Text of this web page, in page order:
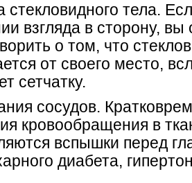
стекловидного тела.
взгляда в сторону,
о том, что
от своего место,
сетчатку.
сосудов.
кровообращения в
вспышки перед
диабета,